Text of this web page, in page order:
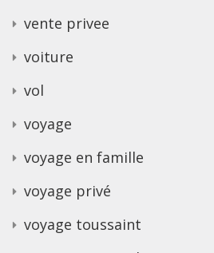
vente privee
voiture
vol
voyage
voyage en famille
voyage privé
voyage toussaint